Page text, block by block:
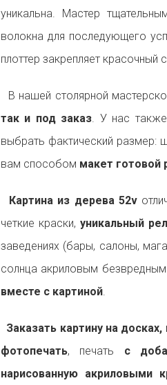
уникальна. Мастер
волокна для последующего
плоттер закрепляет красочный
В нашей столярной
так и под заказ . У нас
выбрать фактический размер:
вам способом макет готовой
Картина из дерева 52v
четкие краски, уникальный
заведениях (бары, салоны,
солнца акриловым
вместе с картиной.
Заказать картину на
фотопечать, печать с
нарисованную акриловыми